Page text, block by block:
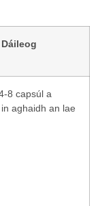
Dáileog
8 capsúl a
aghaidh an lae